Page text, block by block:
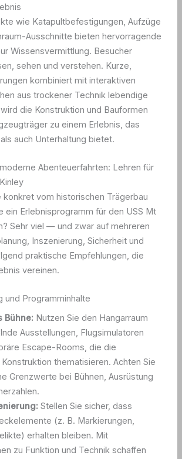
wie Katapultbefestigungen, Aufzüge
Ausschnitte bieten hervorragende
Wissensvermittlung. Besucher
sehen und verstehen. Kurze,
kombiniert mit interaktiven
aus trockener Technik lebendige
die Konstruktion und Bauformen
zu einem Erlebnis, das
auch Unterhaltung bietet.
Abenteuerfahrten: Lehren für
konkret vom historischen Trägerbau
ein Erlebnisprogramm für den USS Mt
Sehr viel — und zwar auf mehreren
Inszenierung, Sicherheit und
praktische Empfehlungen, die
vereinen.
und Programminhalte
Bühne: Nutzen Sie den Hangarraum
Ausstellungen, Flugsimulatoren
Escape-Rooms, die die
thematisieren. Achten Sie
Grenzwerte bei Bühnen, Ausrüstung
Stellen Sie sicher, dass
(z. B. Markierungen,
erhalten bleiben. Mit
zu Funktion und Technik schaffen